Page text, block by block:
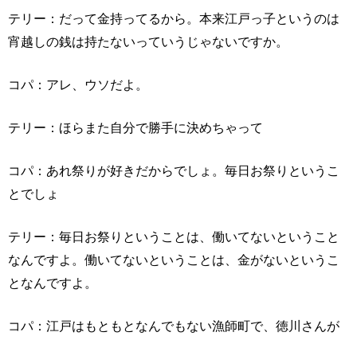
テリー：だって金持ってるから。本来江戸っ子というのは
宵越しの銭は持たないっていうじゃないですか。
コパ：アレ、ウソだよ。
テリー：ほらまた自分で勝手に決めちゃって
コパ：あれ祭りが好きだからでしょ。毎日お祭りというこ
とでしょ
テリー：毎日お祭りということは、働いてないということ
なんですよ。働いてないということは、金がないというこ
となんですよ。
コパ：江戸はもともとなんでもない漁師町で、徳川さんが